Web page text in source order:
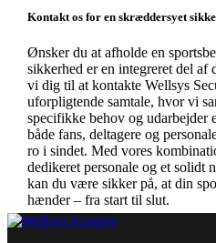
Kontakt os for en skræddersyet
Ønsker du at afholde en
sikkerhed er en integreret del af
vi dig til at kontakte Wellsys
uforpligtende samtale, hvor vi
specifikke behov og udarbejder
både fans, deltagere og
ro i sindet. Med vores
dedikeret personale og et solidt
kan du være sikker på, at din
hænder – fra start til slut.